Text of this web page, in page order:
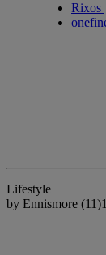
Rixos
Lifestyle
by Ennismore (11)